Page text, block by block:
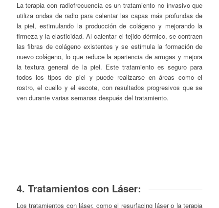
La terapia con radiofrecuencia es un tratamiento no invasivo que
utiliza ondas de radio para calentar las capas más profundas de
la piel, estimulando la producción de colágeno y mejorando la
firmeza y la elasticidad. Al calentar el tejido dérmico, se contraen
las fibras de colágeno existentes y se estimula la formación de
nuevo colágeno, lo que reduce la apariencia de arrugas y mejora
la textura general de la piel. Este tratamiento es seguro para
todos los tipos de piel y puede realizarse en áreas como el
rostro, el cuello y el escote, con resultados progresivos que se
ven durante varias semanas después del tratamiento.
4. Tratamientos con Láser:
Los tratamientos con láser, como el resurfacing láser o la terapia